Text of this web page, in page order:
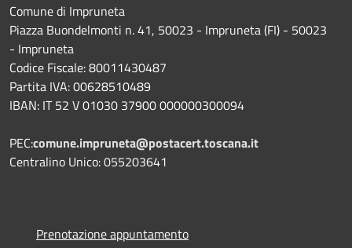
Comune di Impruneta
Piazza Buondelmonti n. 41, 50023 - Impruneta (FI) - 50023
- Impruneta
Codice Fiscale: 80011430487
Partita IVA: 00628510489
IBAN: IT 52 V 01030 37900 000000300094
PEC:comune.impruneta@postacert.toscana.it
Centralino Unico: 055203641
Prenotazione appuntamento